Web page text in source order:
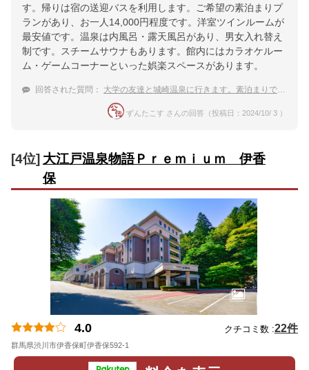
す。帰りは宿の送迎バスを利用します。ご希望の素泊まりプ
ランがあり、お一人14,000円程度です。洋室ツインルームが
最安値です。温泉は内風呂・露天風呂があり、男女入れ替え
制です。スチームサウナもあります。館内にはカラオケルー
ム・ゲームコーナーといった娯楽スペースがあります。
回答された質問： 大学の友達と城崎温泉に行きます。素泊まりでも楽しめる宿を教えてください。
ずんたこす さんの回答（投稿日：2024/10/ 3 ）
[4位] 大江戸温泉物語Ｐｒｅｍｉｕｍ 伊香
保
4.0 クチコミ数 :22件
群馬県渋川市伊香保町伊香保592-1